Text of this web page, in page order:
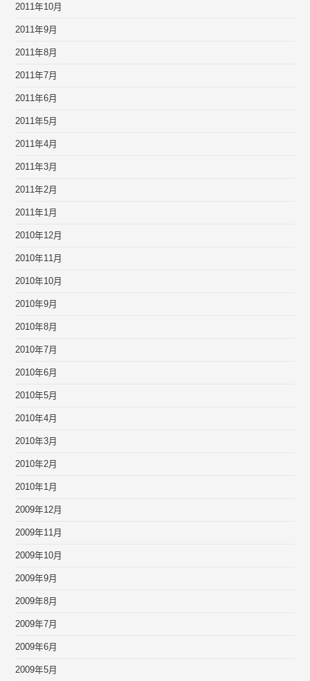
2011年10月
2011年9月
2011年8月
2011年7月
2011年6月
2011年5月
2011年4月
2011年3月
2011年2月
2011年1月
2010年12月
2010年11月
2010年10月
2010年9月
2010年8月
2010年7月
2010年6月
2010年5月
2010年4月
2010年3月
2010年2月
2010年1月
2009年12月
2009年11月
2009年10月
2009年9月
2009年8月
2009年7月
2009年6月
2009年5月